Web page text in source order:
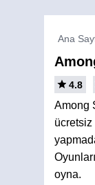
Ana
4.8
Among
oyna.